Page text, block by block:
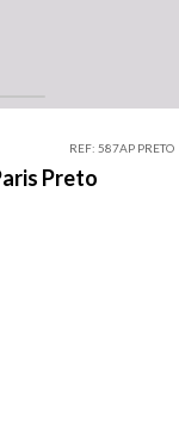
REF: 587AP PRETO
Preto